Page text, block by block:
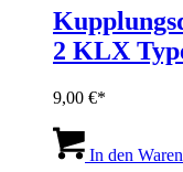
2 KLX
9,00 €
In den